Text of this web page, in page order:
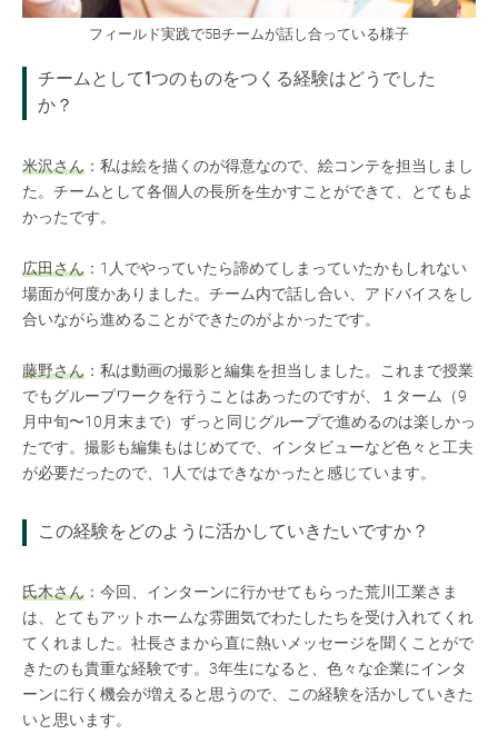
フィールド実践で5Bチームが話し合っている様子
チームとして1つのものをつくる経験はどうでした
か？
米沢さん ：私は絵を描くのが得意なので、絵コンテを担当しまし
た。チームとして各個人の長所を生かすことができて、とてもよ
かったです。
広田さん ：1人でやっていたら諦めてしまっていたかもしれない
場面が何度かありました。チーム内で話し合い、アドバイスをし
合いながら進めることができたのがよかったです。
藤野さん ：私は動画の撮影と編集を担当しました。これまで授業
でもグループワークを行うことはあったのですが、１ターム（9
月中旬〜10月末まで）ずっと同じグループで進めるのは楽しかっ
たです。撮影も編集もはじめてで、インタビューなど色々と工夫
が必要だったので、1人ではできなかったと感じています。
この経験をどのように活かしていきたいですか？
氏木さん ：今回、インターンに行かせてもらった荒川工業さま
は、とてもアットホームな雰囲気でわたしたちを受け入れてくれ
てくれました。社長さまから直に熱いメッセージを聞くことがで
きたのも貴重な経験です。3年生になると、色々な企業にインタ
ーンに行く機会が増えると思うので、この経験を活かしていきた
いと思います。